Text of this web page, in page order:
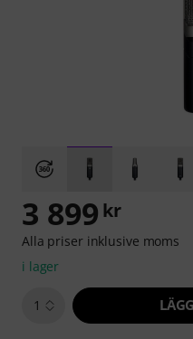
3 899 kr
Alla priser inklusive moms
i lager
1